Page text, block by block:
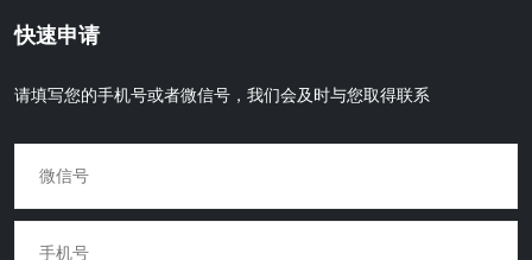
快速申请
请填写您的手机号或者微信号，我们会及时与您取得联系